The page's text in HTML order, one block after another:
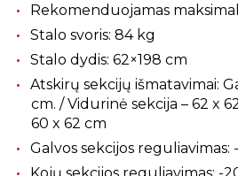
Rekomenduojamas
Stalo svoris: 84 kg
Stalo dydis: 62×198 cm
Atskirų sekcijų išmatavimai:
cm. / Vidurinė sekcija – 62 x
60 x 62 cm
Galvos sekcijos reguliavimas: -